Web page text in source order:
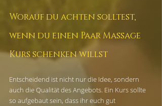
Worauf du achten solltest,
wenn du einen Paar Massage
Kurs schenken willst
Entscheidend ist nicht nur die Idee, sondern
auch die Qualität des Angebots. Ein Kurs sollte
so aufgebaut sein, dass ihr euch gut